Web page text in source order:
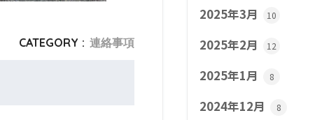
CATEGORY : 連絡事項
2025年3月 10
2025年2月 12
2025年1月 8
2024年12月 8